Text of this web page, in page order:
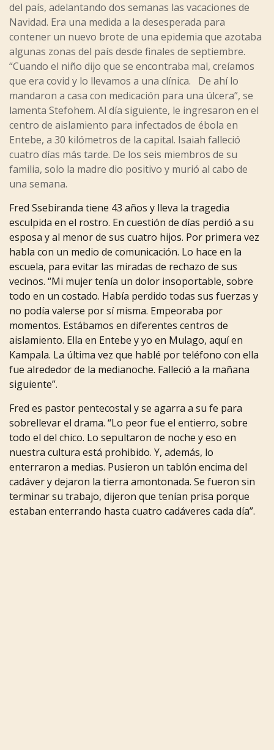
del país, adelantando dos semanas las vacaciones de
Navidad. Era una medida a la desesperada para
contener un nuevo brote de una epidemia que azotaba
algunas zonas del país desde finales de septiembre.
“Cuando el niño dijo que se encontraba mal, creíamos
que era covid y lo llevamos a una clínica. De ahí lo
mandaron a casa con medicación para una úlcera”, se
lamenta Stefohem. Al día siguiente, le ingresaron en el
centro de aislamiento para infectados de ébola en
Entebe, a 30 kilómetros de la capital. Isaiah falleció
cuatro días más tarde. De los seis miembros de su
familia, solo la madre dio positivo y murió al cabo de
una semana.
Fred Ssebiranda tiene 43 años y lleva la tragedia
esculpida en el rostro. En cuestión de días perdió a su
esposa y al menorde sus cuatro hijos. Por primera vez
habla con un medio de comunicación. Lo hace en la
escuela, para evitar las miradas de rechazo de sus
vecinos. “Mi mujer tenía un dolor insoportable, sobre
todo en un costado. Había perdido todas sus fuerzas y
no podía valerse por sí misma. Empeoraba por
momentos. Estábamos en diferentes centros de
aislamiento. Ella en Entebe y yo en Mulago, aquí en
Kampala. La última vez que hablé por teléfono con ella
fue alrededorde la medianoche. Falleció a la mañana
siguiente”.
Fred es pastor pentecostal y se agarra a su fe para
sobrellevar el drama. “Lo peor fue el entierro, sobre
todo el del chico. Lo sepultaron de noche yeso en
nuestra cultura está prohibido. Y, además, lo
enterraron a medias. Pusieron un tablón encima del
cadáverydejaron la tierra amontonada. Se fueron sin
terminarsu trabajo, dijeron que tenían prisa porque
estaban enterrando hasta cuatro cadáveres cada día”.